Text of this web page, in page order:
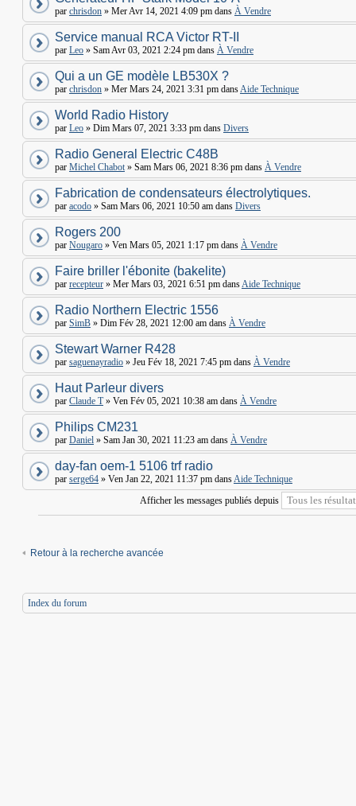
par chrisdon » Mer Avr 14, 2021 4:09 pm dans À Vendre
Service manual RCA Victor RT-II
par Leo » Sam Avr 03, 2021 2:24 pm dans À Vendre
Qui a un GE modèle LB530X ?
par chrisdon » Mer Mars 24, 2021 3:31 pm dansAide Technique
World Radio History
par Leo » Dim Mars 07, 2021 3:33 pm dans Divers
Radio General Electric C48B
par Michel Chabot» Sam Mars 06, 2021 8:36 pm dans À Vendre
Fabrication de condensateurs électrolytiques.
par acodo » Sam Mars 06, 2021 10:50 am dans Divers
Rogers 200
par Nougaro » Ven Mars 05, 2021 1:17 pm dans À Vendre
Faire briller l'ébonite (bakelite)
par recepteur » Mer Mars 03, 2021 6:51 pm dansAide Technique
Radio Northern Electric 1556
par SimB » Dim Fév 28, 2021 12:00 am dans À Vendre
Stewart Warner R428
par saguenayradio » Jeu Fév 18, 2021 7:45 pm dans À Vendre
Haut Parleur divers
par Claude T» Ven Fév 05, 2021 10:38 am dans À Vendre
Philips CM231
par Daniel » Sam Jan 30, 2021 11:23 am dans À Vendre
day-fan oem-1 5106 trf radio
par serge64 » Ven Jan 22, 2021 11:37 pm dansAide Technique
Afficher les messages publiés depuis
Retour à la recherche avancée
Index du forum